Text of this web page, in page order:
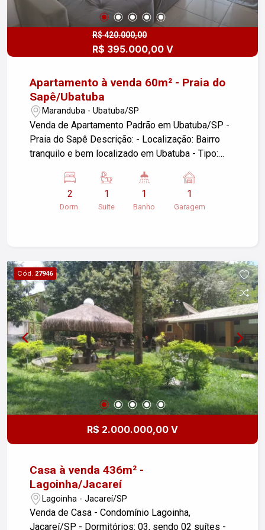
R$ 420.000,00
R$ 395.000,00 V
Apartamento à venda 60m² - Praia do
Sapê/Ubatuba
Maranduba - Ubatuba/SP
Venda de Apartamento Padrão em Ubatuba/SP -
Praia do Sapê Descrição: - Localização: Bairro
tranquilo e bem localizado em Ubatuba - Tipo:
suíte - Vagas de Garagem: 01 - Área Útil: 60,00
m² - Área de lazer: Piscina, academia, salão de
oportunidade de adquirir este excelente
apartamento. Para mais informações ou agendar
uma visita, entre em contato!
2
Dorm.
1
Suite
1
Banho
1
Garagem
Cód. 27946
R$ 2.000.000,00 V
Casa à venda 436m² -
Lagoinha/Jacareí
Lagoinha - Jacareí/SP
Venda de Casa - Condomínio Lagoinha,
Jacareí/SP - Dormitórios: 03, sendo 02 suítes -